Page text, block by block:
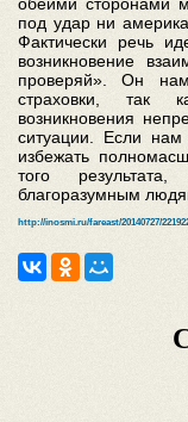
под удар ни
Фактически речь
возникновение
проверяй». Он
страховки, так
возникновения
ситуации. Если нам
избежать
того
благоразумным
http://inosmi.ru/fareast/20140727/